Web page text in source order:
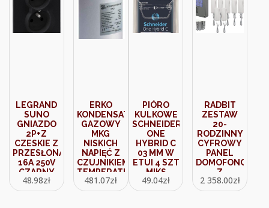
LEGRAND
SUNO
GNIAZDO
2P+Z
CZESKIE Z
PRZESŁONĄ
16A 250V
CZARNY
721482
48.98zł
ERKO
KONDENSATOR
GAZOWY
MKG
NISKICH
NAPIĘĆ Z
CZUJNIKIEM
TEMPERATURY
KG_MKG-
20-450
481.07zł
PIÓRO
KULKOWE
SCHNEIDER
ONE
HYBRID C
03 MM W
ETUI 4 SZT
MIKS
KOLORÓW
49.04zł
RADBIT
ZESTAW
20-
RODZINNY
CYFROWY
PANEL
DOMOFONOWY
Z
SZYFRATOREM
KEC-4 NT
2 358.00zł